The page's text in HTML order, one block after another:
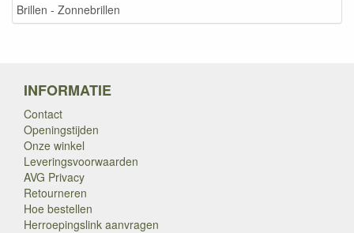
Brillen - Zonnebrillen
INFORMATIE
Contact
Openingstijden
Onze winkel
Leveringsvoorwaarden
AVG Privacy
Retourneren
Hoe bestellen
Herroepingslink aanvragen